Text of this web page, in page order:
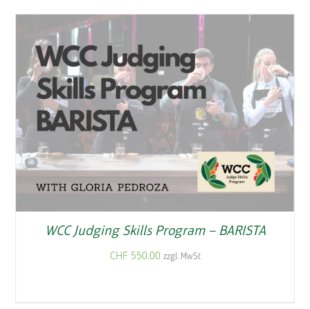
WCC Judging Skills Program – BARISTA
CHF 550.00 zzgl. MwSt